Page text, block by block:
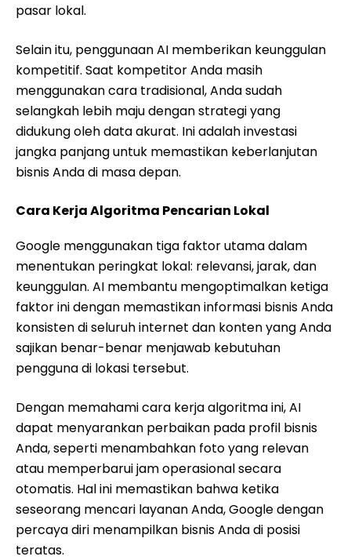
pasar lokal.
Selain itu, penggunaan AI memberikan keunggulan
kompetitif. Saat kompetitor Anda masih
menggunakan cara tradisional, Anda sudah
selangkah lebih maju dengan strategi yang
didukung oleh data akurat. Ini adalah investasi
jangka panjang untuk memastikan keberlanjutan
bisnis Anda di masa depan.
Cara Kerja Algoritma Pencarian Lokal
Google menggunakan tiga faktor utama dalam
menentukan peringkat lokal: relevansi, jarak, dan
keunggulan. AI membantu mengoptimalkan ketiga
faktor ini dengan memastikan informasi bisnis Anda
konsisten di seluruh internet dan konten yang Anda
sajikan benar-benar menjawab kebutuhan
pengguna di lokasi tersebut.
Dengan memahami cara kerja algoritma ini, AI
dapat menyarankan perbaikan pada profil bisnis
Anda, seperti menambahkan foto yang relevan
atau memperbarui jam operasional secara
otomatis. Hal ini memastikan bahwa ketika
seseorang mencari layanan Anda, Google dengan
percaya diri menampilkan bisnis Anda di posisi
teratas.